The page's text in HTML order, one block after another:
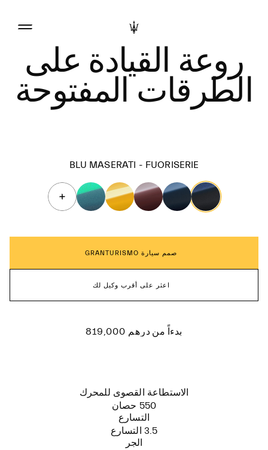
روعة القيادة على
الطرقات المفتوحة
BLU MASERATI - FUORISERIE
صمم سيارة GRANTURISMO
اعثر على أقرب وكيل لك
بدءاً من درهم 819,000
الاستطاعة القصوى للمحرك
550 حصان
التسارع
3.5 التسارع
الجر